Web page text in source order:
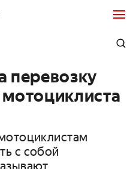
перевозку
с собой